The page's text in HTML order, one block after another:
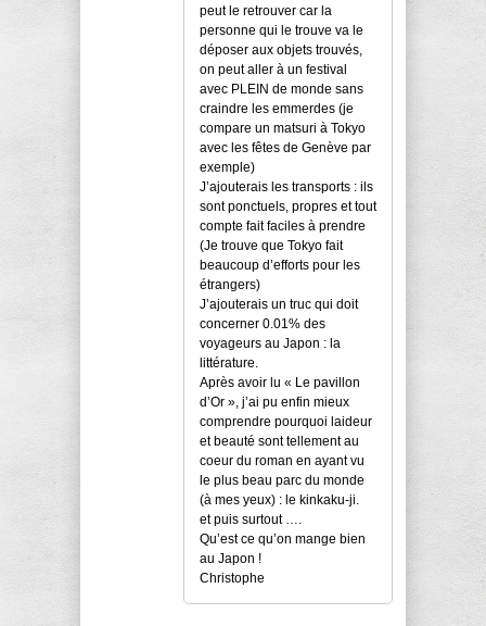
peut le retrouver car la
personne qui le trouve va le
déposer aux objets trouvés,
on peut aller à un festival
avec PLEIN de monde sans
craindre les emmerdes (je
compare un matsuri à Tokyo
avec les fêtes de Genève par
exemple)
J’ajouterais les transports : ils
sont ponctuels, propres et tout
compte fait faciles à prendre
(Je trouve que Tokyo fait
beaucoup d’efforts pour les
étrangers)
J’ajouterais un truc qui doit
concerner 0.01% des
voyageurs au Japon : la
littérature.
Après avoir lu « Le pavillon
d’Or », j’ai pu enfin mieux
comprendre pourquoi laideur
et beauté sont tellement au
coeur du roman en ayant vu
le plus beau parc du monde
(à mes yeux) : le kinkaku-ji.
et puis surtout ….
Qu’est ce qu’on mange bien
au Japon !
Christophe